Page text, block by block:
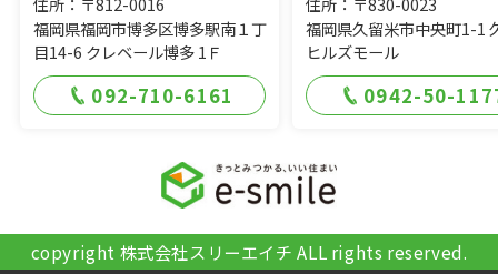
福岡県福岡市博多区博多駅南１丁
目14-6 クレベール博多 1Ｆ
092-710-6161
福岡県久留米市中央町1-1
ヒルズモール
0942-50-
copyright 株式会社スリーエイチ ALL rights reserved.